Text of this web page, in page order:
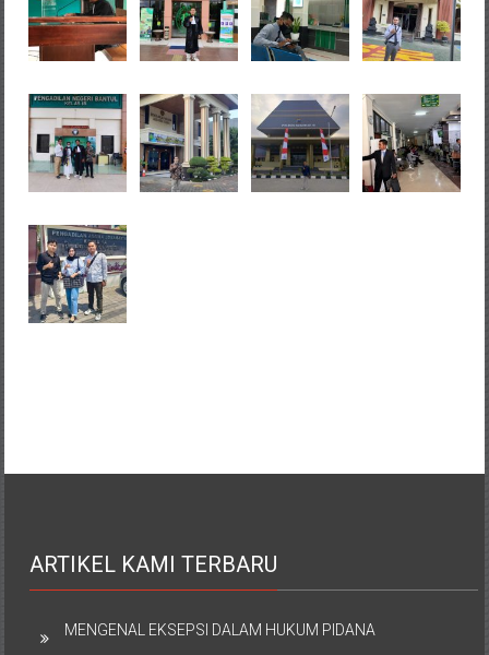
ARTIKEL KAMI TERBARU
MENGENAL EKSEPSI DALAM HUKUM PIDANA